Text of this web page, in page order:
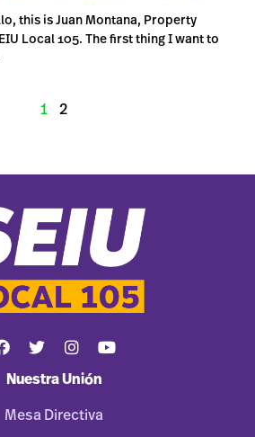
this is Juan Montana, Property
Local 105. The first thing I want to
1 2
Nuestra Unión
Mesa Directiva